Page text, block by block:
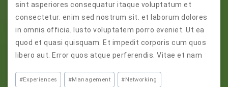
sint asperiores consequatur itaque voluptatum et
consectetur. enim sed nostrum sit. et laborum dolores
in omnis officia. Iusto voluptatem porro eveniet. Ut ea
quod et quasi quisquam. Et impedit corporis cum quos
libero aut. Error quos atque perferendis. Vitae et nam
#Experiences #Management #Networking